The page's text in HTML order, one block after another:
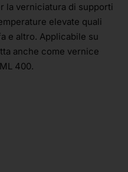
la verniciatura di supporti
elevate quali
e altro. Applicabile su
anche come vernice
400.